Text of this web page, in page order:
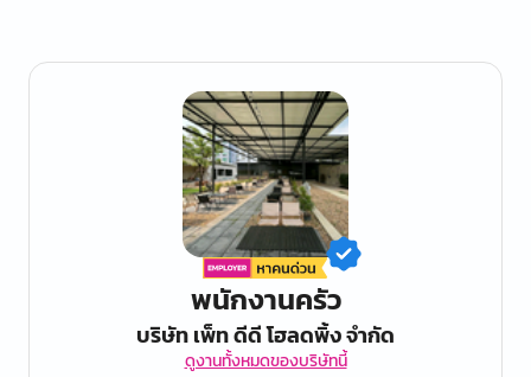
พนักงานครัว
บริษัท เพ็ท ดีดี โฮลดพิ้ง จำกัด
ดูงานทั้งหมดของบริษัทนี้